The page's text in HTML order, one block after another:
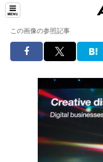
この画像の参照記事